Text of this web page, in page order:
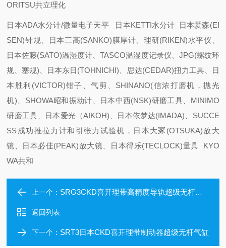
ORITSU共立理化
日本ADA水分计/微量电子天平 日本KETTI水分计 日本爱森(EI
SEN)针规、日本三高(SANKO)膜厚计、理研(RIKEN)水平仪、
日本佐藤(SATO)温湿度计、TASCO温湿度记录仪、JPG(螺纹环
规、塞规)、日本东日(TOHNICHI)、思达(CEDAR)扭力工具、日
本胜利(VICTOR)钳子、气剪、SHINANO(信浓打磨机，抛光
机)、SHOWA昭和振动计、日本中西(NSK)研磨工具、MINIMO
研磨工具、日本爱光（AIKOH)、日本依梦达(IMADA)、SUCCE
SS成功推拉力计和引张力试验机，日本大冢(OTSUKA)放大
镜、日本必佳(PEAK)放大镜、日本得乐(TECLOCK)量具 KYO
WA共和
上一个： SRG3CKD喜开理带高精度导轨超级无杆气缸
返回列表
下一个： SRT3日本CKD喜开理带制动器超级无杆气缸